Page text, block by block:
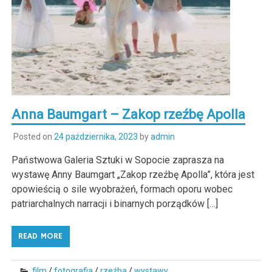
Anna Baumgart – Zakop rzeźbę Apolla
Posted on 24 października, 2023 byadmin
Państwowa Galeria Sztuki w Sopocie zaprasza na
wystawę Anny Baumgart „Zakop rzeźbę Apolla”, która jest
opowieścią o sile wyobrażeń, formach oporu wobec
patriarchalnych narracji i binarnych porządków […]
READ MORE